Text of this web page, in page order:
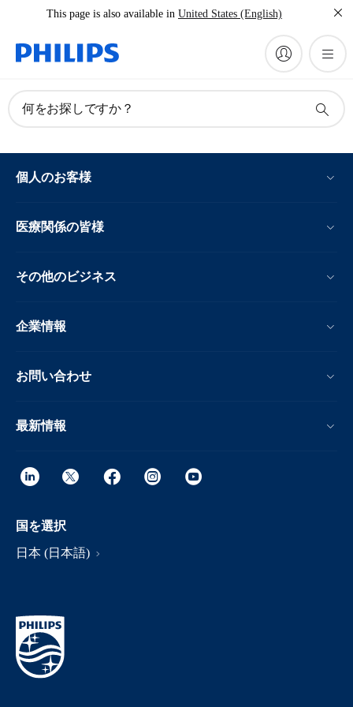
This page is also available in United States (English)
何をお探しですか？
個人のお客様
医療関係の皆様
その他のビジネス
企業情報
お問い合わせ
最新情報
国を選択
日本 (日本語)